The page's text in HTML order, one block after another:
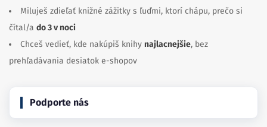
Miluješ zdieľať knižné zážitky s ľuďmi, ktorí chápu, prečo si
čítal/a do 3 v noci
Chceš vedieť, kde nakúpiš knihy najlacnejšie, bez
prehľadávania desiatok e-shopov
Podporte nás